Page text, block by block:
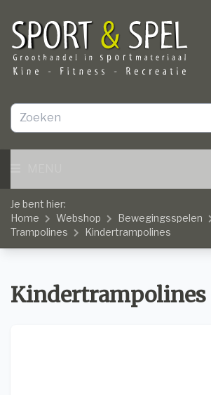
Je bent hier:
Home
Webshop Bewegingsspelen
Trampolines
Kindertrampolines
Kindertrampolines